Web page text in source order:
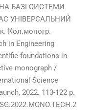
БАЗІ СИСТЕМИ
УНІВЕРСАЛЬНИЙ
Кол.моногр.
in Engineering
foundations in
monograph /
Science
2022. 113-122 р.